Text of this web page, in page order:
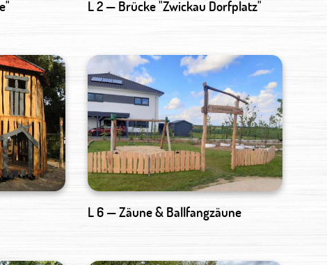
L 2 — Brücke "Zwickau Dorfplatz"
L 6 — Zäune & Ballfangzäune